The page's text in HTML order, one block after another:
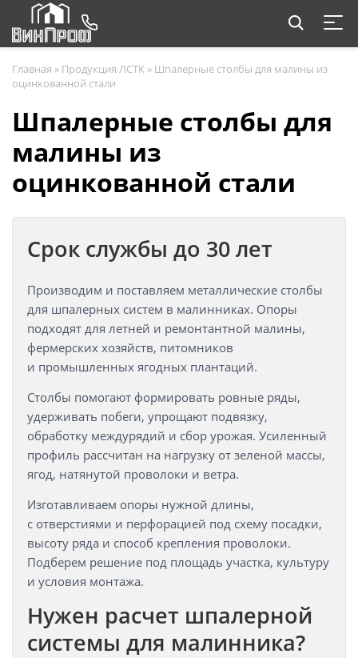
Главная » Продукция ЛСТК » Шпалерные столбы для малины из
оцинкованной стали
Шпалерные столбы для
малины из
оцинкованной стали
Срок службы до 30 лет
Производим и поставляем металлические столбы
для шпалерных систем в малинниках. Опоры
подходят для летней и ремонтантной малины,
фермерских хозяйств, питомников
и промышленных ягодных плантаций.
Столбы помогают формировать ровные ряды,
удерживать побеги, упрощают подвязку,
обработку междурядий и сбор урожая. Усиленный
профиль рассчитан на нагрузку от зеленой массы,
ягод, натянутой проволоки и ветра.
Изготавливаем опоры нужной длины,
с отверстиями и перфорацией под схему посадки,
высоту ряда и способ крепления проволоки.
Подберем решение под площадь участка, культуру
и условия монтажа.
Нужен расчет шпалерной
системы для малинника?